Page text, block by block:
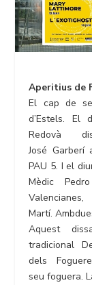
Aperitius de
El cap de
d’Estels. El
Redovà
José Garberí
PAU 5. I el
Mèdic
Martí.
Aquest
tradicional
dels
seu foguera.